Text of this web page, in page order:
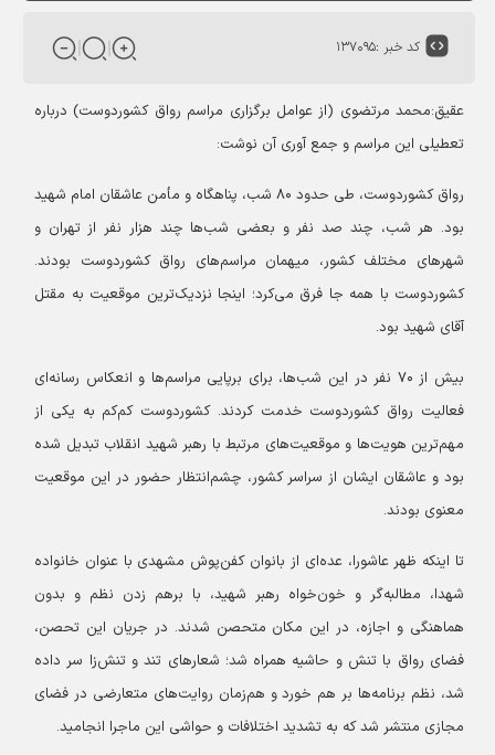
کد خبر :۱۳۷۰۹۵
عقیق:محمد مرتضوی (از عوامل برگزاری مراسم رواق کشوردوست) درباره
تعطیلی این مراسم و جمع آوری آن نوشت:
رواق کشوردوست، طی حدود ۸۰ شب، پناهگاه و مأمن عاشقان امام شهید
بود. هر شب، چند صد نفر و بعضی شب‌ها چند هزار نفر از تهران و
شهرهای مختلف کشور، میهمان مراسم‌های رواق کشوردوست بودند.
کشوردوست با همه جا فرق می‌کرد؛ اینجا نزدیک‌ترین موقعیت به مقتل
آقای شهید بود.
بیش از ۷۰ نفر در این شب‌ها، برای برپایی مراسم‌ها و انعکاس رسانه‌ای
فعالیت رواق کشوردوست خدمت کردند. کشوردوست کم‌کم به یکی از
مهم‌ترین هویت‌ها و موقعیت‌های مرتبط با رهبر شهید انقلاب تبدیل شده
بود و عاشقان ایشان از سراسر کشور، چشم‌انتظار حضور در این موقعیت
معنوی بودند.
تا اینکه ظهر عاشورا، عده‌ای از بانوان کفن‌پوش مشهدی با عنوان خانواده
شهدا، مطالبه‌گر و خون‌خواه رهبر شهید، با برهم زدن نظم و بدون
هماهنگی و اجازه، در این مکان متحصن شدند. در جریان این تحصن،
فضای رواق با تنش و حاشیه همراه شد؛ شعارهای تند و تنش‌زا سر داده
شد، نظم برنامه‌ها بر هم خورد و هم‌زمان روایت‌های متعارضی در فضای
مجازی منتشر شد که به تشدید اختلافات و حواشی این ماجرا انجامید.